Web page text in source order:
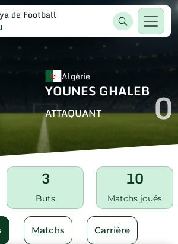
de Football
Algérie
YOUNES GHALEB
ATTAQUANT 0
3
Buts
10
Matchs joués
Matchs Carrière